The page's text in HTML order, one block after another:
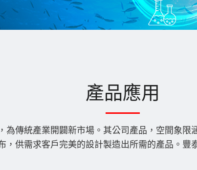
產品應用
傳統產業開闢新市場。其公司產品，空間象
供需求客戶完美的設計製造出所需的產品。